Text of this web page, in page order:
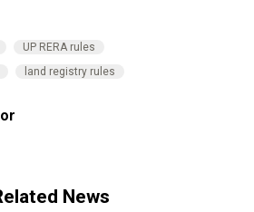
UP RERA rules
land registry rules
News